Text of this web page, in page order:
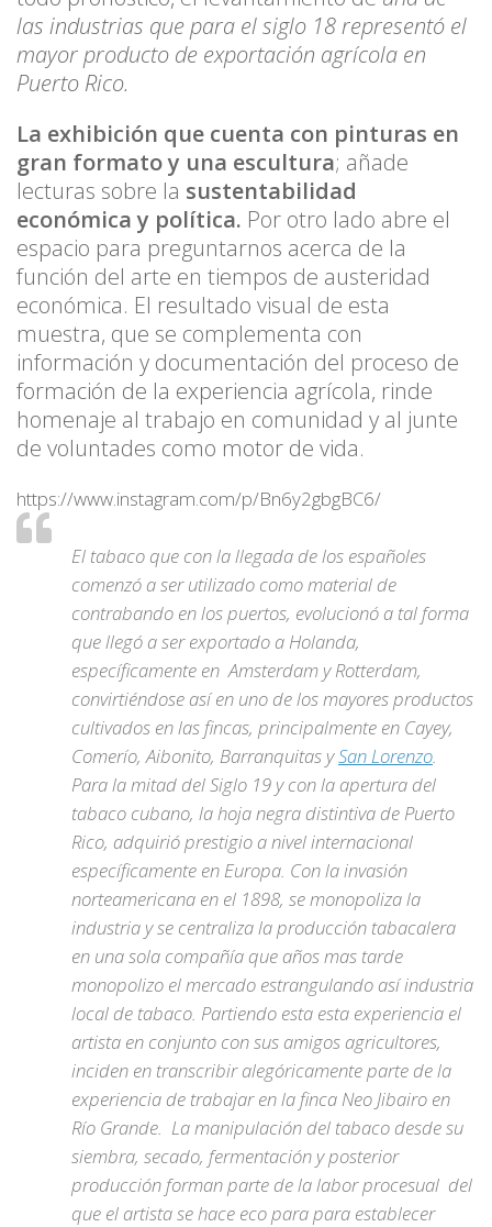
las industrias que para el siglo 18 representó el
mayor producto de exportación agrícola en
Puerto Rico.
La exhibición que cuenta con pinturas en
gran formato y una escultura; añade
lecturas sobre la sustentabilidad
económica y política. Por otro lado abre el
espacio para preguntarnos acerca de la
función del arte en tiempos de austeridad
económica. El resultado visual de esta
muestra, que se complementa con
información y documentación del proceso de
formación de la experiencia agrícola, rinde
homenaje al trabajo en comunidad y al junte
de voluntades como motor de vida.
https://www.instagram.com/p/Bn6y2gbgBC6/
El tabaco que con la llegada de los españoles
comenzó a ser utilizado como material de
contrabando en los puertos, evolucionó a tal forma
que llegó a ser exportado a Holanda,
específicamente en Amsterdam y Rotterdam,
convirtiéndose así en uno de los mayores productos
cultivados en las fincas, principalmente en Cayey,
Comerío, Aibonito, Barranquitas ySan Lorenzo.
Para la mitad del Siglo 19 y con la apertura del
tabaco cubano, la hoja negra distintiva de Puerto
Rico, adquirió prestigio a nivel internacional
específicamente en Europa. Con la invasión
norteamericana en el 1898, se monopoliza la
industria y se centraliza la producción tabacalera
en una sola compañía que años mas tarde
monopolizo el mercado estrangulando así industria
local de tabaco. Partiendo esta esta experiencia el
artista en conjunto con sus amigos agricultores,
inciden en transcribir alegóricamente parte de la
experiencia de trabajar en la finca Neo Jibairo en
Río Grande. La manipulación del tabaco desde su
siembra, secado, fermentación y posterior
producción forman parte de la labor procesual del
que el artista se hace eco para para establecer